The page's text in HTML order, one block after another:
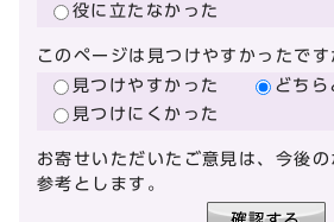
役に立たなかった
このページは見つけやすかったです
見つけやすかった
どちら
見つけにくかった
お寄せいただいたご意見は、今後
参考とします。